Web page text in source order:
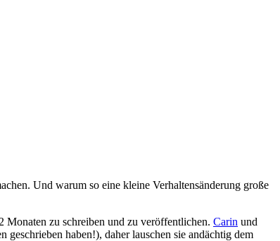
Und warum so eine kleine Verhaltensänderung große
Monaten zu schreiben und zu veröffentlichen. Carin und
haben!), daher lauschen sie andächtig dem